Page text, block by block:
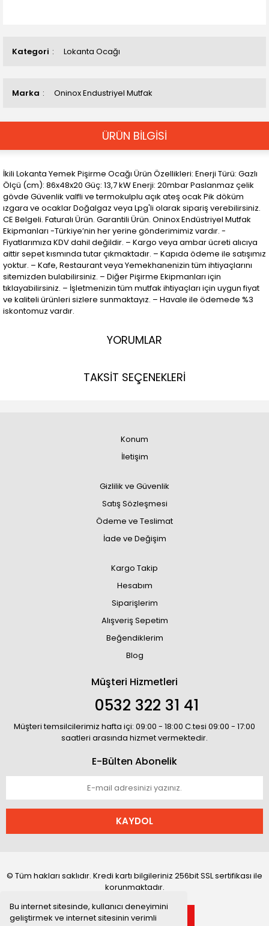
Bu internet sitesinde, kullanıcı deneyimini
geliştirmek ve internet sitesinin verimli
Kategori Lokanta Ocağı
Marka Oninox Endustriyel Mutfak
ÜRÜN BİLGİSİ
İkili Lokanta Yemek Pişirme Ocağı Ürün Özellikleri: Enerji Türü: Gazlı
Ölçü (cm): 86x48x20 Güç: 13,7 kW Enerji: 20mbar Paslanmaz çelik
gövde Güvenlik valfli ve termokulplu açık ateş ocak Pik döküm
ızgara ve ocaklar Doğalgaz veya Lpg'li olarak sipariş verebilirsiniz.
CE Belgeli. Faturalı Ürün. Garantili Ürün. Oninox Endüstriyel Mutfak
Ekipmanları -Türkiye’nin her yerine gönderimimiz vardır. -
Fiyatlarımıza KDV dahil değildir. – Kargo veya ambar ücreti alıcıya
aittir sepet kısmında tutar çıkmaktadır. – Kapıda ödeme ile satışımız
yoktur. – Kafe, Restaurant veya Yemekhanenizin tüm ihtiyaçlarını
sitemizden bulabilirsiniz. – Diğer Pişirme Ekipmanları için
tıklayabilirsiniz. – İşletmenizin tüm mutfak ihtiyaçları için uygun fiyat
ve kaliteli ürünleri sizlere sunmaktayız. – Havale ile ödemede %3
iskontomuz vardır.
YORUMLAR
TAKSİT SEÇENEKLERİ
Konum
İletişim
Gizlilik ve Güvenlik
Satış Sözleşmesi
Ödeme ve Teslimat
İade ve Değişim
Kargo Takip
Hesabım
Siparişlerim
Alışveriş Sepetim
Beğendiklerim
Blog
Müşteri Hizmetleri
0532 322 31 41
Müşteri temsilcilerimiz hafta içi: 09:00 - 18:00 C.tesi 09:00 - 17:00
saatleri arasında hizmet vermektedir.
E-Bülten Abonelik
KAYDOL
© Tüm hakları saklıdır. Kredi kartı bilgileriniz 256bit SSL sertifikası ile
korunmaktadır.